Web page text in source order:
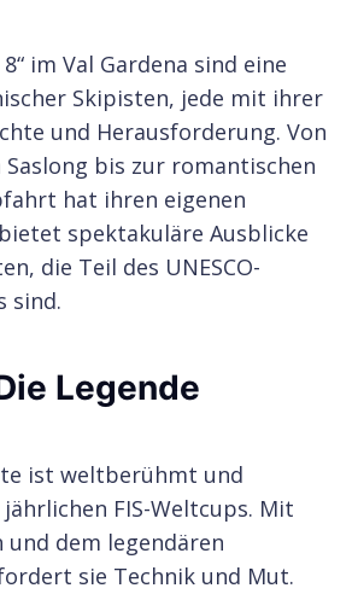
im Val Gardena sind eine
Skipisten, jede mit ihrer
und Herausforderung. Von
bis zur romantischen
hat ihren eigenen
spektakuläre Ausblicke
die Teil des UNESCO-
sind.
Legende
ist weltberühmt und
FIS-Weltcups. Mit
und dem legendären
sie Technik und Mut.